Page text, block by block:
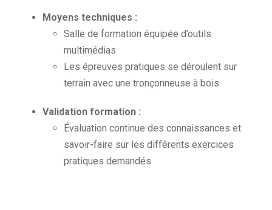
Moyens techniques :
Salle de formation équipée d’outils
multimédias
Les épreuves pratiques se déroulent sur
terrain avec une tronçonneuse à bois
Validation formation :
Évaluation continue des connaissances et
savoir-faire sur les différents exercices
pratiques demandés